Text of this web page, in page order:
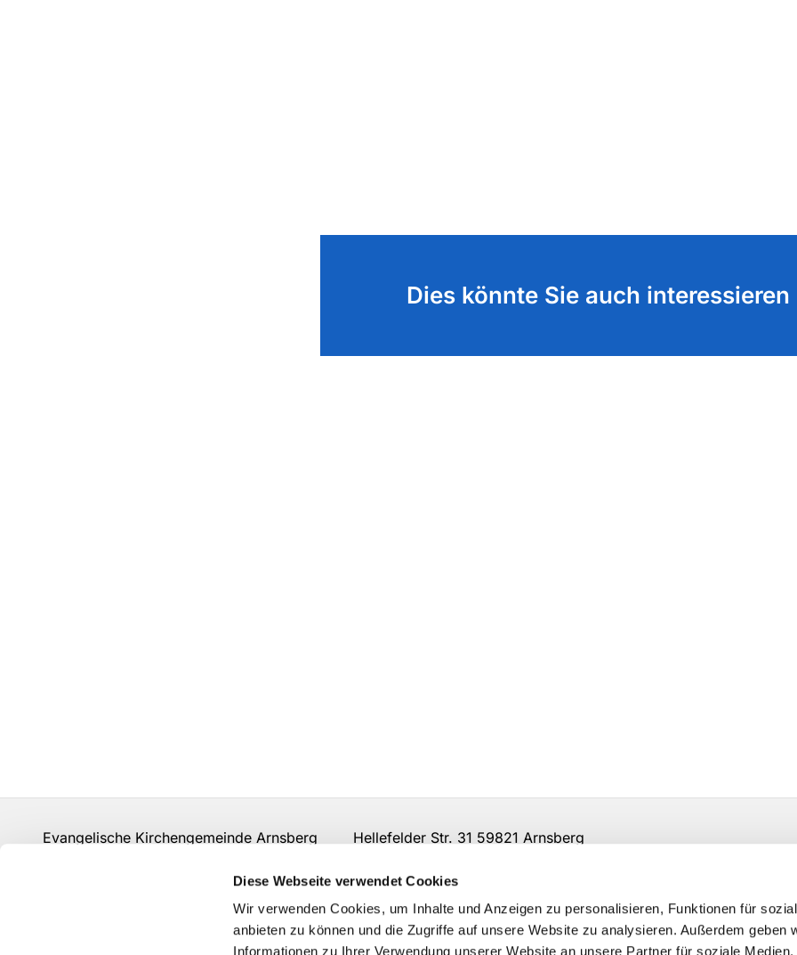
Diese Webseite verwendet Cookies
Wir verwenden Cookies, um Inhalte und Anzeigen zu personalisieren, Funktionen für
anbieten zu können und die Zugriffe auf unsere Website zu analysieren. Außerdem geben
Informationen zu Ihrer Verwendung unserer Website an unsere Partner für soziale Medien,
Dies könnte Sie auch interessieren
Evangelische Kirchengemeinde Arnsberg Hellefelder Str. 31 59821 Arnsberg